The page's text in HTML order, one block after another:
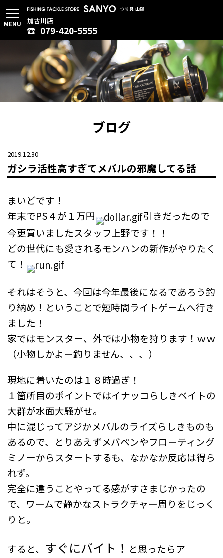
加古川店
079-420-5555
MENU
ブログ
2019.12.30
ガシラ活性高すぎてメバルの邪魔してる話
まいどです！
年末でPS４が１万円
引きだったので
今更買いましたスタッフ上野です！！
どの世代にも愛されるモンハンの新作がやりたく
て！
それはそうと、今回は今年最後になるであろう釣
り納め！ということで短時間ライトゲームへ行き
ました！
家ではモンスター、外では小物を狩ります！ｗｗ
（小物しかよー釣りません、、、）
現地に着いたのは１８時過ぎ！
１箇所目のポイントではイナッコらしきベイトの
大群が水面大騒がせ。
中に混じってアジかメバルのライズらしきものも
あるので、とりあえずメバペンやフローティング
ミノーからスタートするも、なかなか反応は得ら
れず。
完全に違うことやってる感がすさまじかったの
で、ワームで静かなストラクチャー周りをじっく
りと。
すると、 すぐにバイト！ と思ったらア